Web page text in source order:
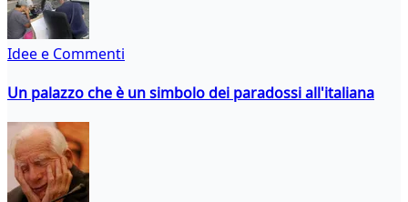
Idee e Commenti
Un palazzo che è un simbolo dei paradossi all'italiana